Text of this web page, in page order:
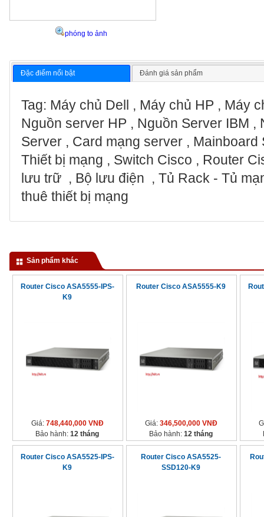
phóng to ảnh
Đặc điểm nổi bật Đánh giá sản phẩm
Tag: Máy chủ Dell , Máy chủ HP , Máy
Nguồn server HP , Nguồn Server IBM
Server , Card mạng server , Mainboard
Thiết bị mạng , Switch Cisco , Router
lưu trữ , Bộ lưu điện , Tủ Rack - Tủ
thuê thiết bị mạng
Sản phẩm khác
Router Cisco ASA5555-IPS-
K9
Giá: 748,440,000 VNĐ
Bảo hành:12 tháng
Router Cisco ASA5555-K9
Giá: 346,500,000 VNĐ
Bảo hành:12 tháng
Router Cisco ASA5525-IPS-
K9
Router Cisco ASA5525-
SSD120-K9